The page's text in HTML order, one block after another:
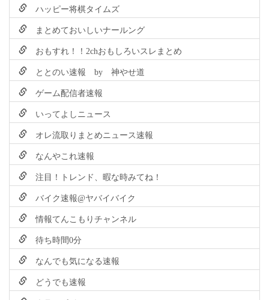
ハッピー将棋タイムズ
まとめておいしいナールング
おもすれ！！2chおもしろいスレまとめ
ととのい速報 by 神やせ道
ゲーム配信者速報
いってよしニュース
オレ流取りまとめニュース速報
なんやこれ速報
注目！トレンド、暇な時みてね！
バイク速報@ヤバイバイク
情報てんこもりチャンネル
待ち時間0分
なんでも気になる速報
どうでも速報